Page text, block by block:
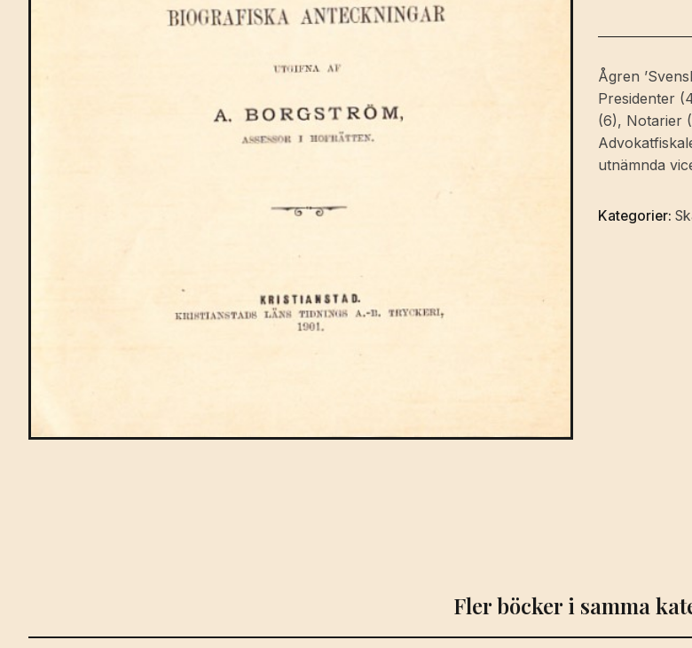
och
1821-
1900.
Biografiska
anteckningar,
utgifna
A.
Ågren
Presidenter
(6), Notarier
utnämnda
Kategorier:
Fler böcker i samma